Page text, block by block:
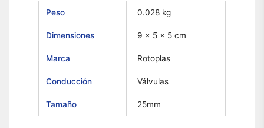
Peso 0.028 kg
Dimensiones 9 × 5 × 5 cm
Marca Rotoplas
Conducción Válvulas
Tamaño 25mm